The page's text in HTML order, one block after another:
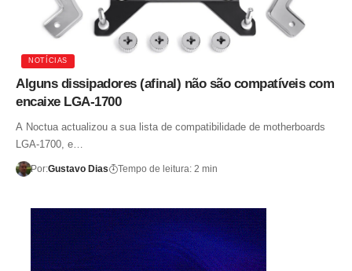
NOTÍCIAS
Alguns dissipadores (afinal) não são compatíveis com
encaixe LGA-1700
A Noctua actualizou a sua lista de compatibilidade de motherboards
LGA-1700, e…
Por:Gustavo Dias Tempo de leitura: 2 min